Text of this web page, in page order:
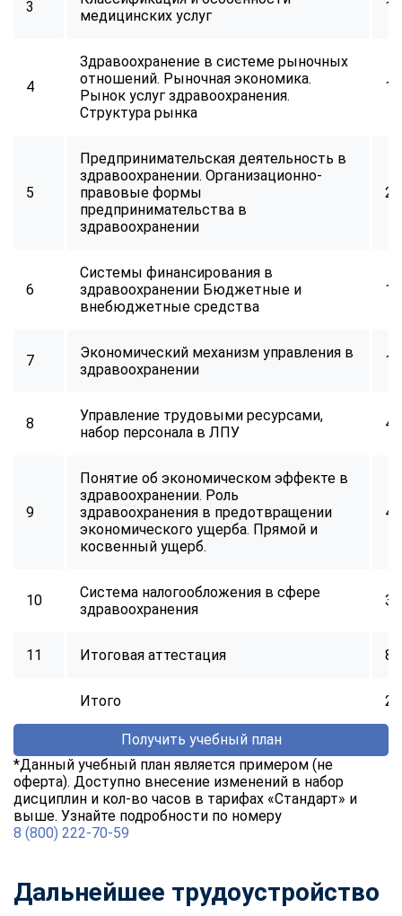
3
медицинских услуг
16
4
Здравоохранение в системе рыночных
отношений. Рыночная экономика.
Рынок услуг здравоохранения.
Структура рынка
16
5
Предпринимательская деятельность в
здравоохранении. Организационно-
правовые формы
предпринимательства в
здравоохранении
20
6
Системы финансирования в
здравоохранении Бюджетные и
внебюджетные средства
18
7
Экономический механизм управления в
здравоохранении
18
8
Управление трудовыми ресурсами,
набор персонала в ЛПУ
48
9
Понятие об экономическом эффекте в
здравоохранении. Роль
здравоохранения в предотвращении
экономического ущерба. Прямой и
косвенный ущерб.
40
10
Система налогообложения в сфере
здравоохранения
32
11 Итоговая аттестация 8
Итого
Получить учебный план
*Данный учебный план является примером (не
оферта). Доступно внесение изменений в набор
дисциплин и кол-во часов в тарифах «Стандарт» и
выше. Узнайте подробности по номеру
8 (800) 222-70-59
Дальнейшее трудоустройство
ChatApp
online
Свяжитесь с нами через любой удобный мессенджер!
Telegram
Vkontakte